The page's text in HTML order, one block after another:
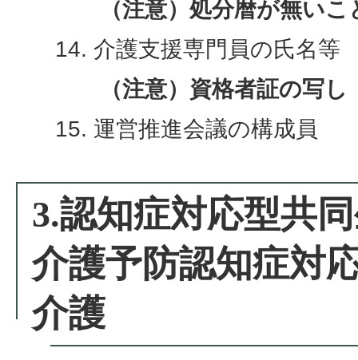
（注意）処分暦が無いこ
介護支援専門員の氏名等
（注意）資格者証の写し
運営推進会議の構成員
3.認知症対応型共
介護予防認知症対
介護